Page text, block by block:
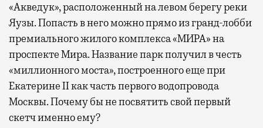
«Акведук», расположенный на левом берегу реки
Яузы. Попасть в него можно прямо из гранд-лобби
премиального жилого комплекса «МИРА» на
проспекте Мира. Название парк получил в честь
«миллионного моста», построенного еще при
Екатерине II как часть первого водопровода
Москвы. Почему бы не посвятить свой первый
скетч именно ему?